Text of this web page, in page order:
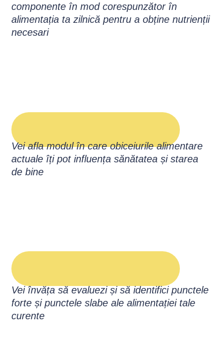
componente în mod corespunzător în
alimentația ta zilnică pentru a obține nutrienții
necesari
Vei afla modul în care obiceiurile alimentare
actuale îți pot influența sănătatea și starea
de bine
Vei învăța să evaluezi și să identifici punctele
forte și punctele slabe ale alimentației tale
curente